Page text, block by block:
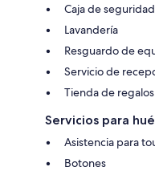
Caja de
Lavandería
Resguardo de
Servicio de
Tienda de
Servicios para
Asistencia para
Botones